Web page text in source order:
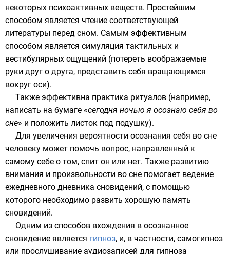
некоторых психоактивных веществ. Простейшим
способом является чтение соответствующей
литературы перед сном. Самым эффективным
способом является симуляция тактильных и
вестибулярных ощущений (потереть воображаемые
руки друг о друга, представить себя вращающимся
вокруг оси).
Также эффективна практика ритуалов (например,
написать на бумаге «сегодня ночью я осознаю себя во
сне» и положить листок под подушку).
Для увеличения вероятности осознания себя во сне
человеку может помочь вопрос, направленный к
самому себе о том, спит он или нет. Также развитию
внимания и произвольности во сне помогает ведение
ежедневного дневника сновидений, с помощью
которого необходимо развить хорошую память
сновидений.
Одним из способов вхождения в осознанное
сновидение является гипноз, и, в частности, самогипноз
или прослушивание аудиозаписей для гипноза